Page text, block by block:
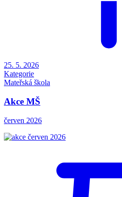
25. 5. 2026
Kategorie
Mateřská škola
Akce MŠ
červen 2026